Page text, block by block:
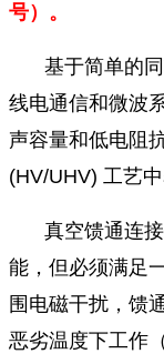
号）。
基于简单的
线电通信和微波
声容量和低电阻
(HV/UHV) 工艺中
真空馈通连
能，但必须满足
围电磁干扰，馈
恶劣温度下工作